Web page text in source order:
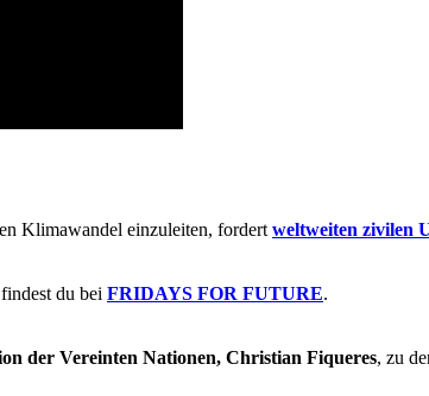
Klimawandel einzuleiten, fordert weltweiten zivilen
du bei FRIDAYS FOR FUTURE.
der Vereinten Nationen, Christian Fiqueres, zu